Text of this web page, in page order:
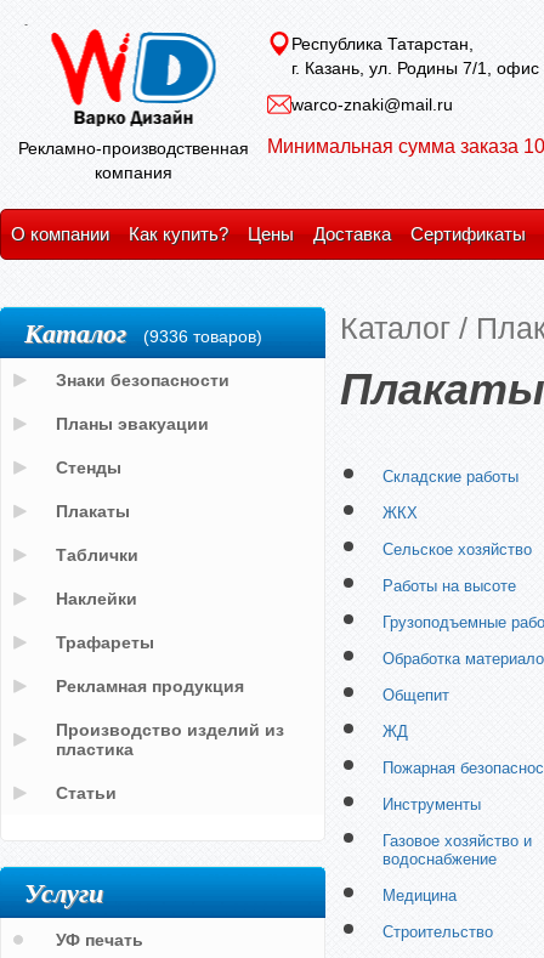
Рекламно-производственная
компания
Республика Татарстан,
г. Казань, ул. Родины 7/1, офис
warco-znaki@mail.ru
Минимальная сумма заказа
О компании Как купить? Цены Доставка Сертификаты
Каталог /
Складские работы
ЖКХ
Сельское хозяйство
Работы на высоте
Грузоподъемные
Обработка
Общепит
ЖД
Пожарная
Инструменты
Газовое хозяйство и
водоснабжение
Медицина
Строительство
Каталог (9336 товаров)
Знаки безопасности
Планы эвакуации
Стенды
Плакаты
Таблички
Наклейки
Трафареты
Рекламная продукция
Производство изделий из
пластика
Статьи
Услуги
УФ печать